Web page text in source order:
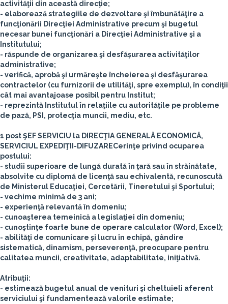
activităţii din această direcţie;
- elaborează strategiile de dezvoltare şi îmbunătăţire a
funcţionării Direcţiei Administrative precum şi bugetul
necesar bunei funcţionări a Direcţiei Administrative şi a
Institutului;
- răspunde de organizarea şi desfăşurarea activităţilor
administrative;
- verifică, aprobă şi urmăreşte încheierea şi desfăşurarea
contractelor (cu furnizorii de utilităţi, spre exemplu), în condiţii
cât mai avantajoase posibil pentru Institut;
- reprezintă Institutul în relaţiile cu autorităţile pe probleme
de pază, PSI, protecţia muncii, mediu, etc.
1 post ŞEF SERVICIU la DIRECŢIA GENERALĂ ECONOMICĂ,
SERVICIUL EXPEDIŢII-DIFUZARECerinţe privind ocuparea
postului:
- studii superioare de lungă durată în ţară sau în străinătate,
absolvite cu diplomă de licenţă sau echivalentă, recunoscută
de Ministerul Educaţiei, Cercetării, Tineretului şi Sportului;
- vechime minimă de 3 ani;
- experienţă relevantă în domeniu;
- cunoaşterea temeinică a legislaţiei din domeniu;
- cunoştinţe foarte bune de operare calculator (Word, Excel);
- abilităţi de comunicare şi lucru în echipă, gândire
sistematică, dinamism, perseverenţă, preocupare pentru
calitatea muncii, creativitate, adaptabilitate, iniţiativă.
Atribuţii:
- estimează bugetul anual de venituri şi cheltuieli aferent
serviciului şi fundamentează valorile estimate;